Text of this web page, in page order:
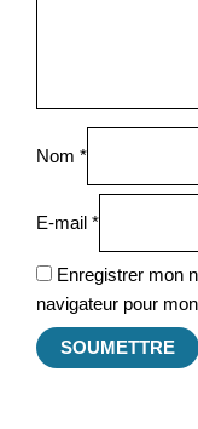
Nom *
E-mail *
Enregistrer mon
navigateur pour